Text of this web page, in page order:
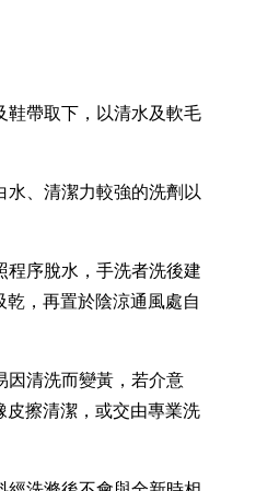
鞋帶取下，以清水及軟毛
、清潔力較強的洗劑以
序脫水，手洗者洗後建
，再置於陰涼通風處自
因清洗而變黃，若介意
擦清潔，或交由專業洗